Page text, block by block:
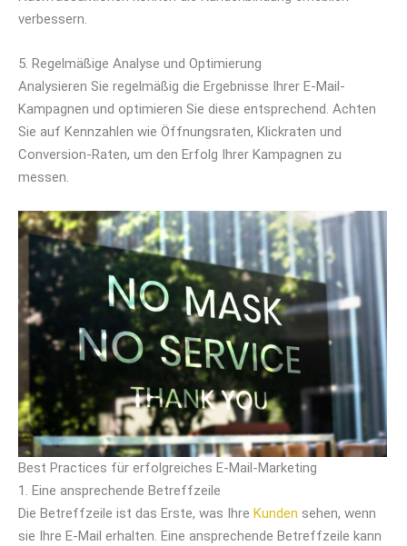
verbessern.
5. Regelmäßige Analyse und Optimierung
Analysieren Sie regelmäßig die Ergebnisse Ihrer E-Mail-
Kampagnen und optimieren Sie diese entsprechend. Achten
Sie auf Kennzahlen wie Öffnungsraten, Klickraten und
Conversion-Raten, um den Erfolg Ihrer Kampagnen zu
messen.
Best Practices für erfolgreiches E-Mail-Marketing
1. Eine ansprechende Betreffzeile
Die Betreffzeile ist das Erste, was Ihre Kunden sehen, wenn
sie Ihre E-Mail erhalten. Eine ansprechende Betreffzeile kann